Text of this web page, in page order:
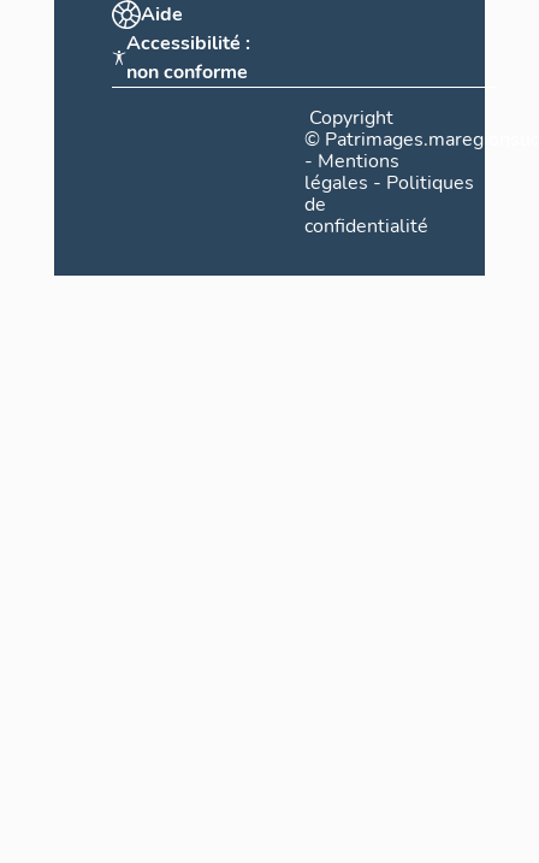
Aide
Accessibilité :
non conforme
Copyright
©
- Mentions
légales - Politiques
de
confidentialité